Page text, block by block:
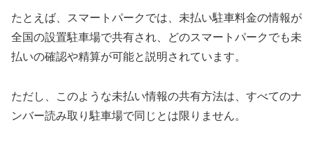
たとえば、スマートパークでは、未払い駐車料金の情報が
全国の設置駐車場で共有され、どのスマートパークでも未
払いの確認や精算が可能と説明されています。
ただし、このような未払い情報の共有方法は、すべてのナ
ンバー読み取り駐車場で同じとは限りません。